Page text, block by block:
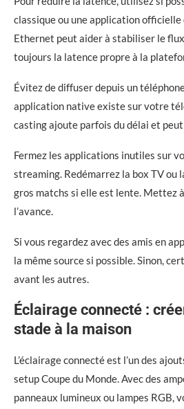
classique ou une application officielle
Ethernet peut aider à stabiliser le
toujours la latence propre à la
Évitez de diffuser depuis un
application native existe sur votre
casting ajoute parfois du délai et
Fermez les applications inutiles sur
streaming. Redémarrez la box TV ou
gros matchs si elle est lente. Mettez
l’avance.
Si vous regardez avec des amis en
la même source si possible. Sinon,
avant les autres.
Éclairage connecté :
stade à la maison
L’éclairage connecté est l’un des
setup Coupe du Monde. Avec des
panneaux lumineux ou lampes RGB,